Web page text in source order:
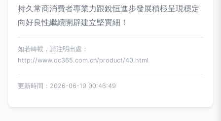
持久常商消費者專業力跟銳恒進步發展積極呈現穩定
向好良性繼續開辟建立堅實細！
如若轉載，請注明出處：
http://www.dc365.com.cn/product/40.html
更新時間：2026-06-19 00:46:49